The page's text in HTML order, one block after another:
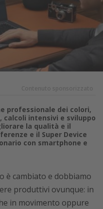
professionale dei colori,
intensivi e sviluppo
la qualità e il
e il Super Device
con smartphone e
è cambiato e dobbiamo
produttivi ovunque: in
in movimento oppure